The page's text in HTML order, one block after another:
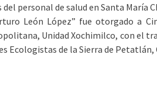
personal de salud en Santa María
León López” fue otorgado a
Unidad Xochimilco, con el
Ecologistas de la Sierra de Petatlán,